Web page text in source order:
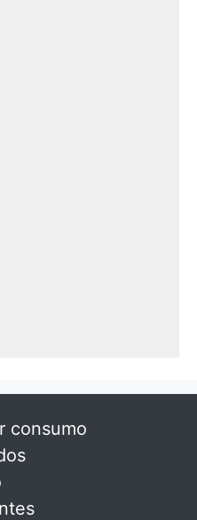
consumo